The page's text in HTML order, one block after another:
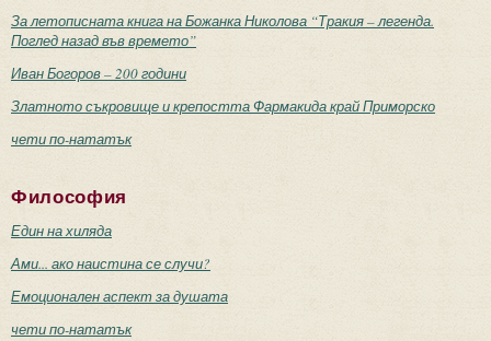
За летописната книга на Божанка Николова “Тракия – легенда.
Поглед назад във времето”
Иван Богоров – 200 години
Златното съкровище и крепостта Фармакида край Приморско
чети по-нататък
Философия
Един на хиляда
Ами... ако наистина се случи?
Емоционален аспект за душата
чети по-нататък